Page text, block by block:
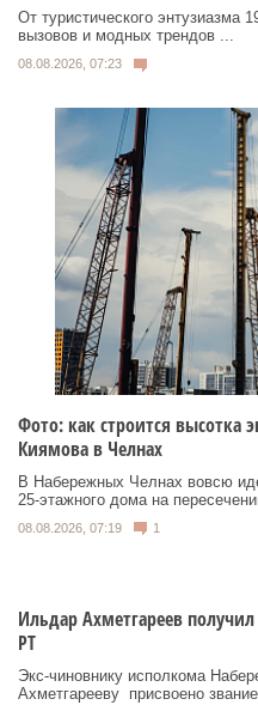
От туристического энтузиазма
вызовов и модных трендов ...
08.08.2026, 07:23
Фото: как строится высотка
Киямова в Челнах
В Набережных Челнах вовсю
25‑этажного дома на
08.08.2026, 07:19 1
Ильдар Ахметгареев
РТ
Экс‑чиновнику исполкома
Ахметгарееву присвоено